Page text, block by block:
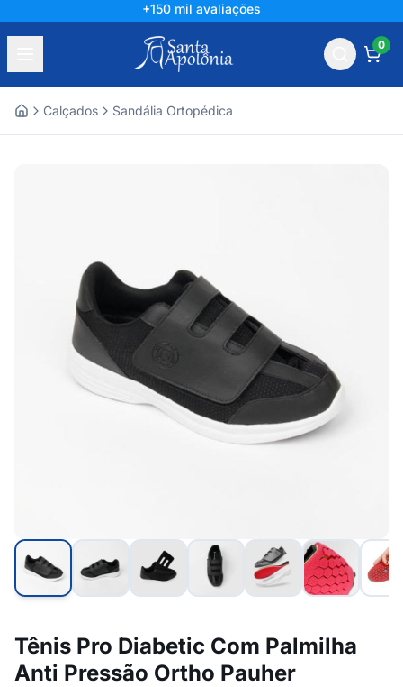
+150 mil avaliações
0
Calçados Sandália Ortopédica
Tênis Pro Diabetic Com Palmilha
Anti Pressão Ortho Pauher